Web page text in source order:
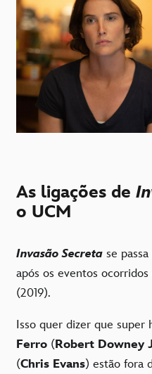
As ligações de
o UCM
Invasão Secreta se
após os eventos ocorridos
(2019).
Isso quer dizer que super
Ferro (Robert Downey
(Chris Evans) estão fora